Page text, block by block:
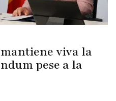
viva la
pese a la